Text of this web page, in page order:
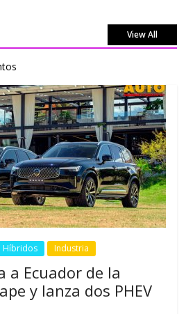
View All
Híbridos Industria
a Ecuador de la
y lanza dos PHEV